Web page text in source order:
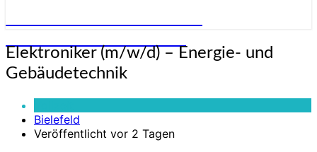
Elektroniker
(m/w/d)
–
und
Gebäudetechnik
Elektroniker (m/w/d) – Energie- und
Gebäudetechnik
Bielefeld
Veröffentlicht vor 2 Tagen